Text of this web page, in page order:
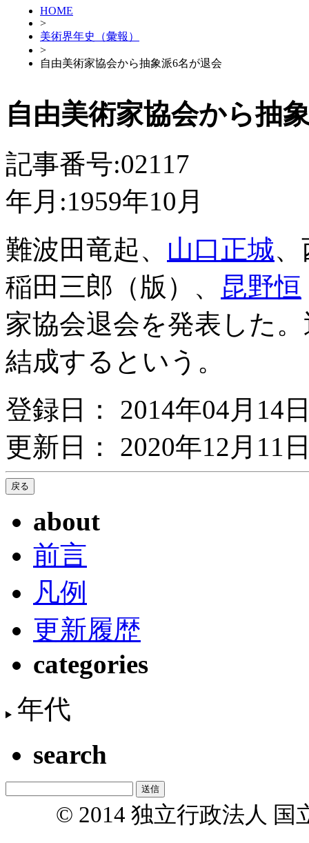
HOME
>
美術界年史（彙報）
>
自由美術家協会から抽象派6名が退会
自由美術家協会から抽
記事番号:02117
年月:1959年10月
難波田竜起、 山口正城
稲田三郎（版）、 昆野恒
家協会退会を発表した
結成するという。
登録日： 2014年04月14
更新日： 2020年12月11
about
前言
凡例
更新履歴
categories
年代
search
© 2014 独立行政法人 国